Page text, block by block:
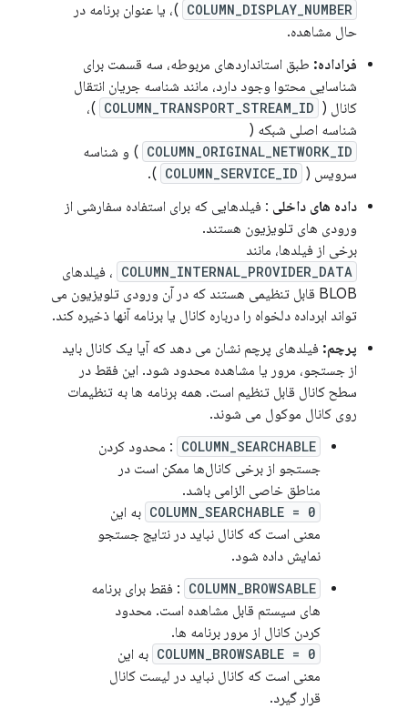
COLUMN_DISPLAY_NUMBER )، یا عنوان برنامه در
حال مشاهده.
فراداده: طبق استانداردهای مربوطه، سه قسمت برای
شناسایی محتوا وجود دارد، مانند شناسه جریان انتقال
کانال ( COLUMN_TRANSPORT_STREAM_ID )،
شناسه اصلی شبکه (
COLUMN_ORIGINAL_NETWORK_ID ) و شناسه
سرویس ( COLUMN_SERVICE_ID
).
داده های داخلی : فیلدهایی که برای استفاده سفارشی از
ورودی های تلویزیون هستند.
برخی از فیلدها، مانند
COLUMN_INTERNAL_PROVIDER_DATA ، فیلدهای
BLOB قابل تنظیمی هستند که در آن ورودی تلویزیون می
تواند ابرداده دلخواه را درباره کانال یا برنامه آنها ذخیره کند.
پرچم: فیلدهای پرچم نشان می دهد که آیا یک کانال باید
از جستجو، مرور یا مشاهده محدود شود. این فقط در
سطح کانال قابل تنظیم است. همه برنامه ها به تنظیمات
روی کانال موکول می شوند.
COLUMN_SEARCHABLE : محدود کردن
جستجو از برخی کانال‌ها ممکن است در
مناطق خاصی الزامی باشد.
COLUMN_SEARCHABLE = 0 به این
معنی است که کانال نباید در نتایج جستجو
نمایش داده شود.
COLUMN_BROWSABLE : فقط برای برنامه
های سیستم قابل مشاهده است. محدود
کردن کانال از مرور برنامه ها.
COLUMN_BROWSABLE = 0 به این
معنی است که کانال نباید در لیست کانال
قرار گیرد.